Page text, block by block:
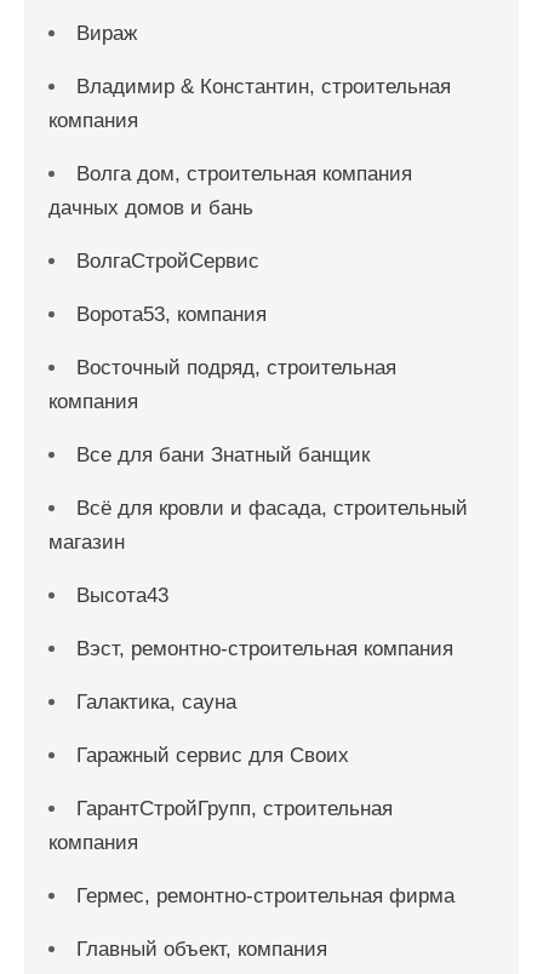
Вираж
Владимир & Константин, строительная
компания
Волга дом, строительная компания
дачных домов и бань
ВолгаСтройСервис
Ворота53, компания
Восточный подряд, строительная
компания
Все для бани Знатный банщик
Всё для кровли и фасада, строительный
магазин
Высота43
Вэст, ремонтно-строительная компания
Галактика, сауна
Гаражный сервис для Своих
ГарантСтройГрупп, строительная
компания
Гермес, ремонтно-строительная фирма
Главный объект, компания